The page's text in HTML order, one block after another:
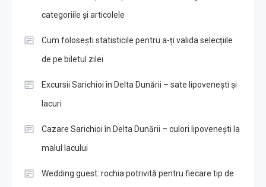
categoriile și articolele
Cum folosești statisticile pentru a-ți valida selecțiile
de pe biletul zilei
Excursii Sarichioi în Delta Dunării – sate lipovenești și
lacuri
Cazare Sarichioi în Delta Dunării – culori lipovenești la
malul lacului
Wedding guest: rochia potrivită pentru fiecare tip de